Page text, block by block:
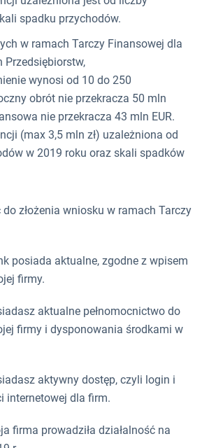
spadku przychodów.
w ramach Tarczy Finansowej dla
Przedsiębiorstw,
wynosi od 10 do 250
obrót nie przekracza 50 mln
nie przekracza 43 mln EUR.
(max 3,5 mln zł) uzależniona od
w 2019 roku oraz skali spadków
złożenia wniosku w ramach Tarczy
posiada aktualne, zgodne z wpisem
firmy.
aktualne pełnomocnictwo do
firmy i dysponowania środkami w
aktywny dostęp, czyli login i
internetowej dla firm.
firma prowadziła działalność na